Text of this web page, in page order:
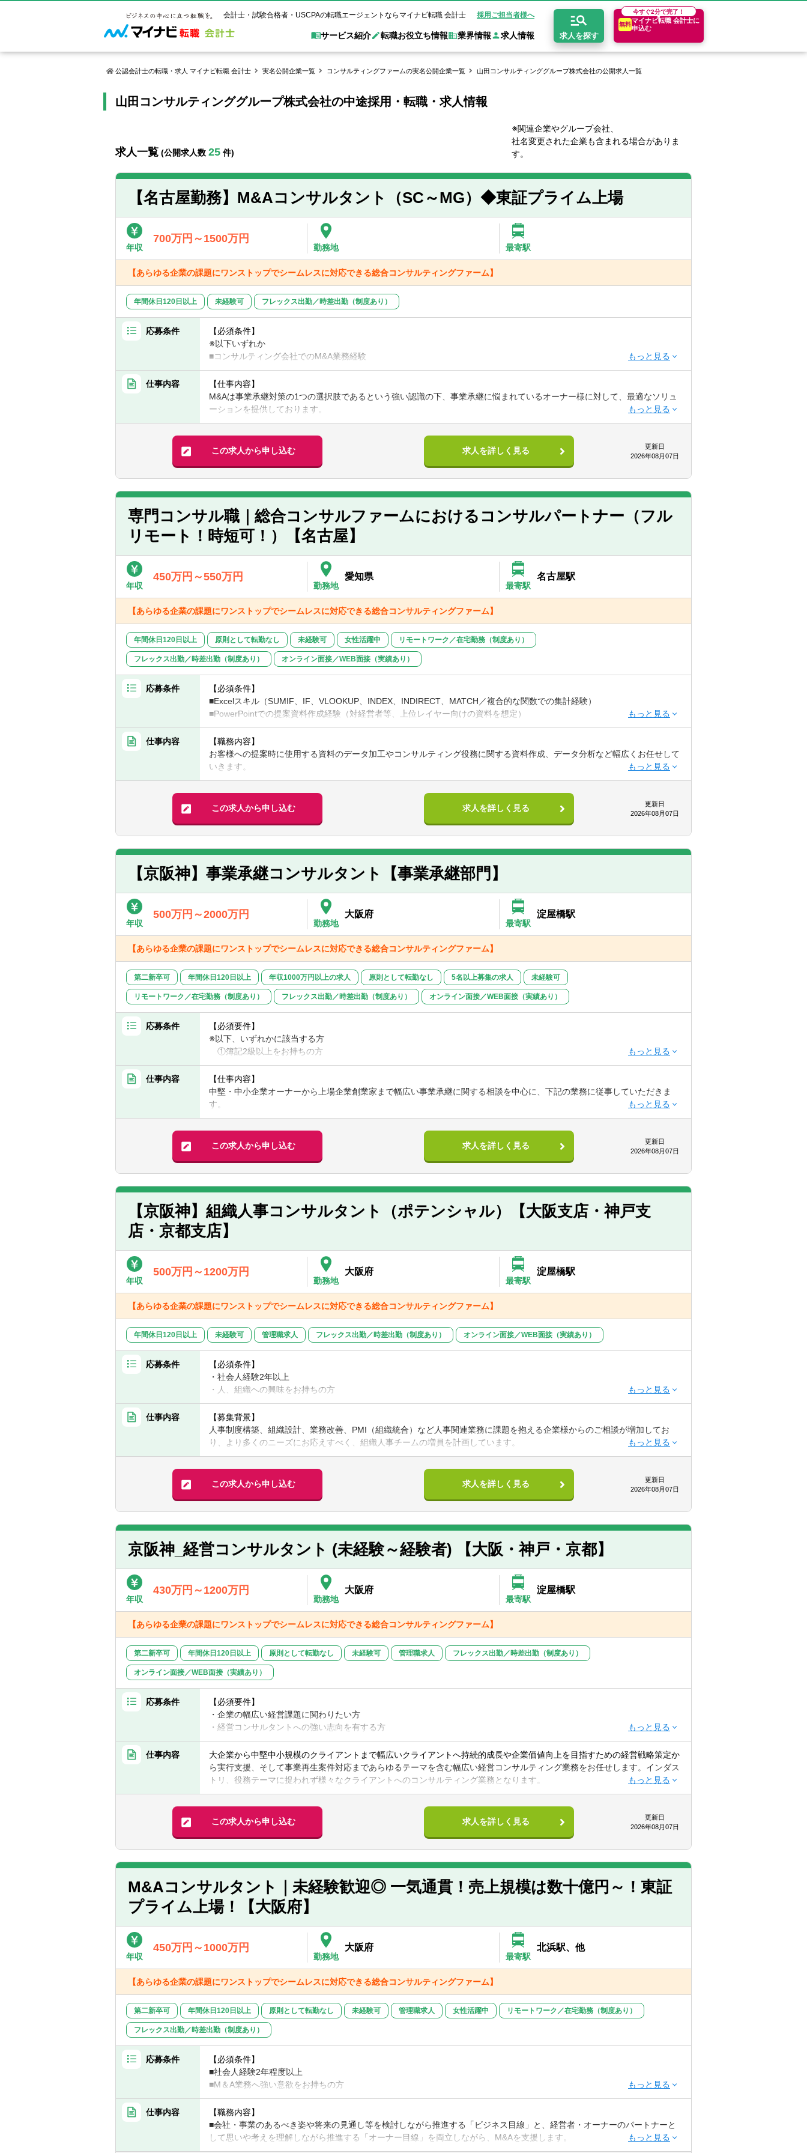
会計士・試験合格者・USCPAの転職エージェントならマイナビ転職 会計士 採用ご担当者様へ
求人を探す
今すぐ2分で完了！
無料
マイナビ転職 会計士に
申込む
サービス紹介
サービス紹介
マイナビ転職 会計士とは？ Web面談サービス
アクセスマップ
転職お役立ち情報
転職お役立ち情報
ご状況別転職ガイド
はじめての転職の方へ
2回目以降の転職の方へ 未経験分野への転職
転職活動お役立ちコンテンツ
転職お役立ち情報
会計士・試験合格者の転職Q&A
WEB面接完全ガイド
キャリア診断
業界情報
業界情報
会計士試験情報
試験科目一覧
試験合格後の流れ
業界トピックス
監査法人
コンサルティングファーム
事業会社
求人情報
求人情報
保有資格別求人情報
公認会計士試験合格
USCPA（米国公認会計士）
業界別求人情報
コンサルティングファー
ム
金融機関
事業会社
関東・首都圏
東海
公認会計士の転職・求人 マイナビ転職 会計士 実名公開企業一覧 コンサルティングファームの実名公開企業一覧 山田コンサルティンググループ株式会社の公開求人一覧
山田コンサルティンググループ株式会社の中途採用・転職・求人情報
求人一覧 (公開求人数 25 件)
※関連企業やグループ会社、
社名変更された企業も含まれる場合がありま
す。
【名古屋勤務】M&Aコンサルタント（SC～MG）◆東証プライム上場
年収
700万円～1500万円
勤務地 最寄駅
【あらゆる企業の課題にワンストップでシームレスに対応できる総合コンサルティングファーム】
年間休日120日以上 未経験可 フレックス出勤／時差出勤（制度あり）
応募条件
【必須条件】
※以下いずれか
■コンサルティング会社でのM&A業務経験
■メガバンク、地方銀行などの金融機関で何らかのM&A業務に携わった経験
■上場会社の経営企画・経理・税務でM&Aプロジェクトに携わった経験
■M&A仲介会社でのご経験（成約実績1件以上）
■コーポレートファイナンスに関する知識、経験
仕事内容
【仕事内容】
M&Aは事業承継対策の1つの選択肢であるという強い認識の下、事業承継に悩まれているオーナー様に対して、最適なソリュ
ーションを提供しております。
クライアントのニーズに応じて会社・事業のあるべき姿や将来の見通し等を検討しながら推進する「ビジョン目線」と、経営
者・オーナーのパートナーとして思いや考えを理解しながら推進する「オーナー目線」を両立しながら、M&Aを支援します。
グループ内外のプロフェッショナルと連携し、高度で複雑な大規模プロジェクトにも対応をしています。
■案件ソーシング
■マッチング業務（候補リストアップ、定期営業、交渉）
■M&Aエグゼキューション（スキーム検討、交渉支援、各所連携、進捗管理）
■取引時におけるプロジェクトマネジメント
■チームマネジメント
【本ポジションの魅力】
■【豊富なチャネル】全国の金融機関・税理士紹介や直接開拓、社内クライアントを中心に年間近くの案件
■【顧客規模】売上1億の中小零細企業～売上数千億の上場企業まで
■【仲介／FA】高い倫理観を持ち、仲介も片側FA案件も対応
■【案件類型】上場企業案件、複雑なスキーム案件、海外案件など案件の種類も幅広く、相当量の経験を積むことが可能
■【案件ソーシング】事業会社のカーブアウト、ソーシングにも積極関与
■【成長環境】20年来新卒を採用してきた経験や若手メンバーの積極採用を行ってきたこと、また自ら学び、積極的に取り組
むことを推奨する社風のため、成長への支援体制や早期昇格も可能
■【キャリア形成】東京本社や名古屋支店内の経営コンサルチームや事業承継チームとの連携やクロスアサイン等が可能なた
め、M&Aチームに所属しながら幅広い経験を積むことができる
この求人から申し込む 求人を詳しく見る
更新日
2026年08月07日
専門コンサル職｜総合コンサルファームにおけるコンサルパートナー（フル
リモート！時短可！）【名古屋】
年収
450万円～550万円
勤務地
愛知県
最寄駅
名古屋駅
【あらゆる企業の課題にワンストップでシームレスに対応できる総合コンサルティングファーム】
年間休日120日以上 原則として転勤なし 未経験可 女性活躍中 リモートワーク／在宅勤務（制度あり）
フレックス出勤／時差出勤（制度あり） オンライン面接／WEB面接（実績あり）
応募条件
【必須条件】
■Excelスキル（SUMIF、IF、VLOOKUP、INDEX、INDIRECT、MATCH／複合的な関数での集計経験）
■PowerPointでの提案資料作成経験（対経営者等、上位レイヤー向けの資料を想定）
■下記いずれかでの勤務経験
・コンサルティングファームでのコンサルタント経験
・シンクタンクやリサーチファーム等でのデータ分析・リサーチ経験
・監査法人での実務経験（会計監査・アドバイザリーなど領域は不問）
【求める人物像】
・チームメンバーや上長へ積極的に進捗報告などのコミュニケーションを取り、自ら能動的にアクションが取れる方
・学習意欲が高い方
・マルチタスクに抵抗が無い方
【配属先情報】
※その内、専門コンサルタントメンバーは9名程度
仕事内容
【職務内容】
お客様への提案時に使用する資料のデータ加工やコンサルティング役務に関する資料作成、データ分析など幅広くお任せして
いきます。
コミュニケーションの得意な方には、お客様との窓口を担っていただき、コンサルタントと連携を取りながら案件を進めると
いう活躍の場もあります。
多くの案件を抱えるコンサルタントのパートナーとしてご活躍いただけることを期待しております。
(Excel,PowerPoint,Word)
・データ分析（企業概要整理、財務分析、事業分析）
・各種新規案件の決算書、事業関連資料等を入手し顧客分析に必要なデータを作成（Excel、PowerPointなどを用いた加工業
務）
・デューデリジェンス対応補助
・その他顧客から受領した基礎データの整理（Excel）
・その他付随する業務（お客様との面談のweb同席/議事録作成・誤字脱字チェック、ファイリング）、等
※外出可能な方はお客様先訪問（同行）での議事録作成もお任せします。
【専門コンサルタント職について】
山田コンサルティンググループでは「専門コンサルタント」と言う職種名となっています。
「コンサルタント」と名がつきますが、顧客折衝中心ではなく、内勤主体でフロントのコンサルタントのパートナーとなるポ
ジションです。
【本ポジションの魅力】
・完全フルリモート可能かつ時短勤務も可能なため、
※入社時はキャッチアップのため最低1週間は出社となります（応相談） 。名古屋まで一定の距離がある方は、研修期間の交
通費・宿泊費用は負担いたします。
・入社後研修として業務に直結する研修を実施。
また、在宅・出社問わず日々の朝礼・夕礼でメンバー同士の顔合わせを行うことで、メンバー同士で教え合う風土があり、キ
ャッチアップしやすい環境がある。
・多種多様な業界、様々な経営課題のご支援ができる。
この求人から申し込む 求人を詳しく見る
更新日
2026年08月07日
【京阪神】事業承継コンサルタント【事業承継部門】
年収
500万円～2000万円
勤務地
大阪府
最寄駅
淀屋橋駅
【あらゆる企業の課題にワンストップでシームレスに対応できる総合コンサルティングファーム】
第二新卒可 年間休日120日以上 年収1000万円以上の求人 原則として転勤なし 5名以上募集の求人 未経験可
リモートワーク／在宅勤務（制度あり） フレックス出勤／時差出勤（制度あり） オンライン面接／WEB面接（実績あり）
応募条件
【必須要件】
※以下、いずれかに該当する方
①簿記2級以上をお持ちの方
②税理士法人、会計事務所などでの実務経験をお持ちの方
③実務経験は不問で税理士科目を1科目以上合格の方
④M＆A仲介やアドバイザリーのご経験
⑤税理士・会計士資格をお持ちの方
仕事内容
【仕事内容】
中堅・中小企業オーナーから上場企業創業家まで幅広い事業承継に関する相談を中心に、下記の業務に従事していただきま
す。
【具体的には】
・事業承継に関するストラクチャー構築及び実行支援業務
・財務、税務デューデリジェンス業務
・税務申告業務（東京にある提携税理士法人と連携し、税務申告に関する実務経験が可能です）
【求人の特徴・魅力】
■中堅中小企業オーナーの案件が7割を占めますが、純資産数千億超規模の未上場企業および超富裕層、上場企業創業家のクラ
イアントまで幅広く対応しています。
■税理士法人川田事務所にて、法人税申告、相続税申告、所得税申告などの税務業務に携わることが可能です。また、事業承
継コンサルティング、事業承継型M＆A、税務申告の業務比率はご希望に応じます。
■業務として、税務申告のみを希望されるという方の応募も大歓迎です。
■フラットで手を挙げる人に業務を任せる社風のため、主体的に挑戦し続ける方にとっては数多くの成長機会がある環境で
す。
■ライフイベントに応じて、自ら職種・勤務地を選択できる勤務制度や、時短勤務・時差出勤・フレックス・テレワーク（在
この求人から申し込む 求人を詳しく見る
更新日
2026年08月07日
【京阪神】組織人事コンサルタント（ポテンシャル）【大阪支店・神戸支
店・京都支店】
年収
500万円～1200万円
勤務地
大阪府
最寄駅
淀屋橋駅
【あらゆる企業の課題にワンストップでシームレスに対応できる総合コンサルティングファーム】
年間休日120日以上 未経験可 管理職求人 フレックス出勤／時差出勤（制度あり） オンライン面接／WEB面接（実績あり）
応募条件
【必須条件】
・社会人経験2年以上
・人、組織への興味をお持ちの方
・組織の変革や人事課題に関わりたい方
【歓迎条件】
・簿記2級（応募段階では不要ですが、入社後に全コンサルタントが取得するためです）
※求める人物像
・経営において「ヒト」は重要、と心から感じている
仕事内容
【募集背景】
人事制度構築、組織設計、業務改善、PMI（組織統合）など人事関連業務に課題を抱える企業様からのご相談が増加してお
り、より多くのニーズにお応えすべく、組織人事チームの増員を計画しています。
【仕事内容】
「経営の変化に向けて、どのように組織を変革していくのか」という観点で、組織人材戦略構築から風土改革までワンストッ
＜具体例＞
■組織・人材戦略構築：グループ人材戦略策定や組織機能設計・組織再編支援など
■人事制度の構築・改革：会社のビジョン・戦略に合わせた人事制度（等級・評価・報酬・育成制度）の構築・見直しおよび
■人事制度の運用・定着支援（風土改革支援）：導入した制度が定着・浸透するまでの運用支援および人材マネジメントを通
した社員の意識改革・風土変革など
■人事PMI：M＆A後の統合プロセスにおける組織・人事領域の対応支援（人事制度、組織設計、就業規則関連の統合支援や社
員コミュニケーション設計など）
■人材開発・育成システムの構築：成長ストーリー構築・人材育成プログラムの設計・サクセッションプランの構築や幹部社
員へのリーダーシップ・マネジメント研修の実施など
■MVV（ミッション・ビジョン・バリュー）の構築・見直し
■業務改善：業務の棚卸し、業務負荷分析など
■労務環境整備・働き方改革整備
＜京阪神事業本部 大阪支店・神戸支店・京都支店＞
女性比率：約35%
中途社員比率：約70%
・京阪神事業本部は大阪支店、京都支店、神戸支店、広島支店の4支店一体運営をしております。（上記人数は4支店合計の人
数）
・配属は大阪支店、京都支店、神戸支店のいずれかになります。応募者の希望に合わせますので、希望勤務地を必ず記載くだ
・支店の中でも、組織人事チームへの配属を予定します。
※組織人事チーム：総合コンサル職8名、専門コンサル職2名の10名体制（チーム長30代前半）
・中途入社が約7割超で、中途入社でも馴染みやすい環境です。中途入社者の出身は、事業会社、金融機関、同業他社等とな
この求人から申し込む 求人を詳しく見る
更新日
2026年08月07日
京阪神_経営コンサルタント (未経験～経験者) 【大阪・神戸・京都】
年収
430万円～1200万円
勤務地
大阪府
最寄駅
淀屋橋駅
【あらゆる企業の課題にワンストップでシームレスに対応できる総合コンサルティングファーム】
第二新卒可 年間休日120日以上 原則として転勤なし 未経験可 管理職求人 フレックス出勤／時差出勤（制度あり）
オンライン面接／WEB面接（実績あり）
応募条件
【必須要件】
・企業の幅広い経営課題に関わりたい方
・経営コンサルタントへの強い志向を有する方
【歓迎要件】
・経営企画や事業企画などの企画業務やプロジェクトマネジメント経験
・簿記2級以上の会計系資格、税理士、会計士（※科目合格者、受験中の方歓迎）、中小企業診断士、MBAの資格をお持ちの
■中途入社者（入社7年目）のキャリアパス例
・入社1年目（アソシエイト）｜第二新卒として入社。1年目から現場の最前線に立ち、中堅中小企業の事業計画作成案件等に
力（横軸）と専門性による課題解決力（縦軸）の双方を向上
・入社4年目（シニアコンサルタント）｜規模の大きい案件でもプロジェクトマネージャー（PM）としての役割を担い始め、
プロジェクトマネジメントスキルを向上
・入社5～7年目（マネージャー）｜新たなコンサルサービスの開発や専門性の高い高度な案件に従事し、「個の成長」を高め
ながら「組織の成長」にも貢献
仕事内容
大企業から中堅中小規模のクライアントまで幅広いクライアントへ持続的成長や企業価値向上を目指すための経営戦略策定か
ら実行支援、そして事業再生案件対応まであらゆるテーマを含む幅広い経営コンサルティング業務をお任せします。インダス
トリ、役務テーマに捉われず様々なクライアントへのコンサルティング業務となります。
■携わるプロジェクトの例
・成長ビジョンや戦略の策定支援
・組織や組織機能のリデザイン
・海外進出支援
・ビジネスデューディリジェンス、PMI支援・ファイナンス、資本政策の策定支援？
・サステナビリティ経営の戦略支援や体制構築？
・特殊法人向けコンサルティング（学校法人や官公庁向けコンサルティング）
■募集背景
当社は創業以来、金融機関（銀行/証券会社等）と強固なリレーションを構築しており、現在も安定的な顧客紹介を受け堅調に
事業を伸ばしています。その中で毎期、若干名ずつポテンシャルのコンサルタント増員採用を計画しており今期もその計画に
伴う募集となります。
現組織には経験豊富なメンバーが多数在籍していることから、入社後のフォロー体制や育成体制は万全です。「これからコン
サルタントを目指したい」、「コンサルタントとしてより成長したい」という意欲ある方の応募をお待ちしております。
■求人の特徴や魅力
「プロジェクトの最前線で経営の隣に。」
動産、DX、海外支援と幅広いコンサルティングメニューを扱うことができます。クライアントの経営課題に対してワンスト
ップで向き合うことができ、各コンサルタントの個性と組織の知を結合することで、自分ひとりでは解決できない課題に対し
ても専門的な知見を持つメンバーと部署を跨ぎ横断的にチームを組みながらクライアントを支援することが可能です。
この求人から申し込む 求人を詳しく見る
更新日
2026年08月07日
M&Aコンサルタント｜未経験歓迎◎ 一気通貫！売上規模は数十億円～！東証
プライム上場！【大阪府】
年収
450万円～1000万円
勤務地
大阪府
最寄駅
北浜駅、他
【あらゆる企業の課題にワンストップでシームレスに対応できる総合コンサルティングファーム】
第二新卒可 年間休日120日以上 原則として転勤なし 未経験可 管理職求人 女性活躍中 リモートワーク／在宅勤務（制度あり）
フレックス出勤／時差出勤（制度あり）
応募条件
【必須条件】
■社会人経験2年程度以上
■M＆A業務へ強い意欲をお持ちの方
【歓迎条件】
■銀行や証券など、金融機関での新規営業、法人営業経験
■M＆Aに関する何かしらの経験（FAS、仲介ブティック、事業会社等）
仕事内容
【職務内容】
■会社・事業のあるべき姿や将来の見通し等を検討しながら推進する「ビジネス目線」と、経営者・オーナーのパートナーと
して思いや考えを理解しながら推進する「オーナー目線」を両立しながら、M&Aを支援します。